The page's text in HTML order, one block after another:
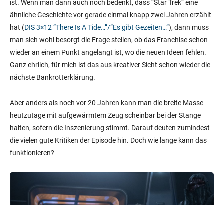
ist. Wenn man dann auch noch bedenkt, dass “Star Trek” eine
ähnliche Geschichte vor gerade einmal knapp zwei Jahren erzählt
hat (DIS 3×12 “There Is A Tide…”/”Es gibt Gezeiten…”), dann muss
man sich wohl besorgt die Frage stellen, ob das Franchise schon
wieder an einem Punkt angelangt ist, wo die neuen Ideen fehlen.
Ganz ehrlich, für mich ist das aus kreativer Sicht schon wieder die
nächste Bankrotterklärung.
Aber anders als noch vor 20 Jahren kann man die breite Masse
heutzutage mit aufgewärmtem Zeug scheinbar bei der Stange
halten, sofern die Inszenierung stimmt. Darauf deuten zumindest
die vielen gute Kritiken der Episode hin. Doch wie lange kann das
funktionieren?